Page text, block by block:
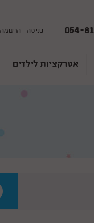
כניסה הרשמה 054-
אטרקציות לילדים